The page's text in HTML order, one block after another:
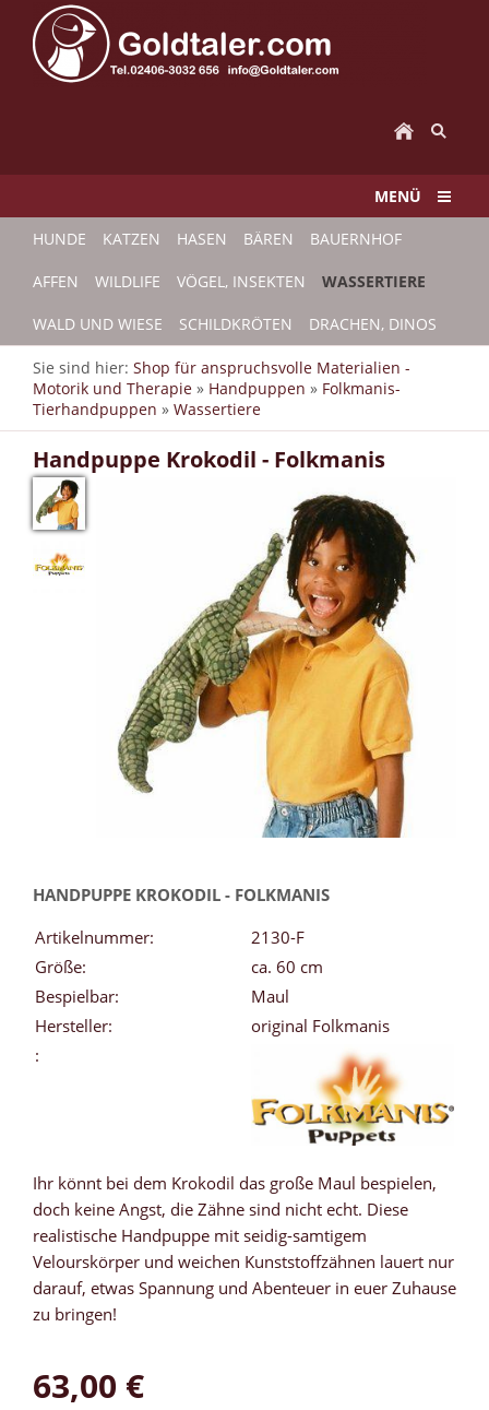
MENÜ
HUNDE KATZEN HASEN BÄREN BAUERNHOF
AFFEN WILDLIFE VÖGEL, INSEKTEN WASSERTIERE
WALD UND WIESE SCHILDKRÖTEN DRACHEN, DINOS
Sie sind hier: Shop für anspruchsvolle Materialien -
Motorik und Therapie » Handpuppen » Folkmanis-
Tierhandpuppen » Wassertiere
Handpuppe Krokodil - Folkmanis
HANDPUPPE KROKODIL - FOLKMANIS
Artikelnummer:
2130-F
Größe:
ca. 60 cm
Bespielbar:
Maul
Hersteller:
original Folkmanis
:
Ihr könnt bei dem Krokodil das große Maul bespielen,
doch keine Angst, die Zähne sind nicht echt. Diese
realistische Handpuppe mit seidig-samtigem
Velourskörper und weichen Kunststoffzähnen lauert nur
darauf, etwas Spannung und Abenteuer in euer Zuhause
zu bringen!
63,00 €